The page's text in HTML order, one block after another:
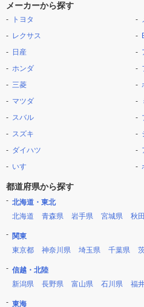
メーカーから探す
トヨタ
レクサス
日産
ホンダ
三菱
マツダ
スバル
スズキ
ダイハツ
いすゞ
都道府県から探す
北海道・東北
北海道
青森県 岩手県 宮城県 秋
関東
東京都
神奈川県 埼玉県 千葉県
信越・北陸
新潟県
長野県 富山県 石川県 福
東海